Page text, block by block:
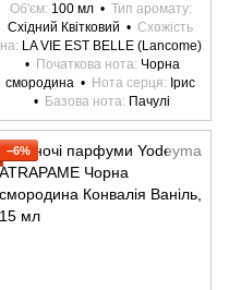
Об'єм 100 мл
Тип аромату
Східний Квітковий
Схожість
на
LA VIE EST BELLE (Lancome)
Початкова нота Чорна
смородина
Нота серця
Ірис
Базова нота Пачулі
−6%